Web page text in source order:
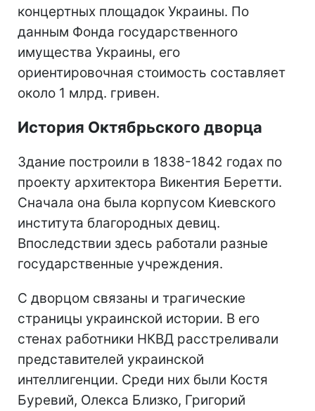
концертных площадок Украины. По
данным Фонда государственного
имущества Украины, его
ориентировочная стоимость составляет
около 1 млрд. гривен.
История Октябрьского дворца
Здание построили в 1838-1842 годах по
проекту архитектора Викентия Беретти.
Сначала она была корпусом Киевского
института благородных девиц.
Впоследствии здесь работали разные
государственные учреждения.
С дворцом связаны и трагические
страницы украинской истории. В его
стенах работники НКВД расстреливали
представителей украинской
интеллигенции. Среди них были Костя
Буревий, Олекса Близко, Григорий